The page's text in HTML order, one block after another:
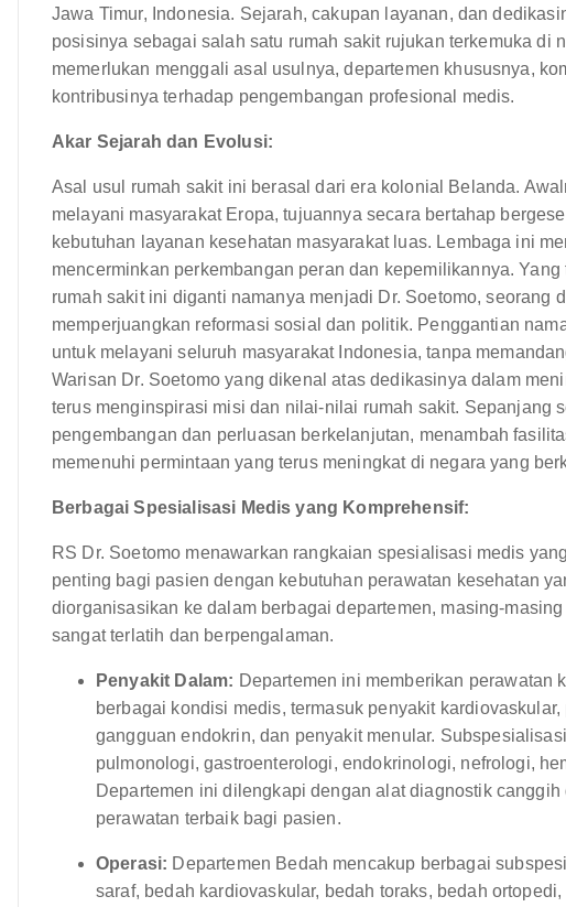
Jawa Timur, Indonesia. Sejarah, cakupan layanan, dan
posisinya sebagai salah satu rumah sakit rujukan terkemuka di
memerlukan menggali asal usulnya, departemen khususnya,
kontribusinya terhadap pengembangan profesional medis.
Akar Sejarah dan Evolusi:
Asal usul rumah sakit ini berasal dari era kolonial Belanda.
melayani masyarakat Eropa, tujuannya secara bertahap
kebutuhan layanan kesehatan masyarakat luas. Lembaga ini
mencerminkan perkembangan peran dan kepemilikannya.
rumah sakit ini diganti namanya menjadi Dr. Soetomo, seorang
memperjuangkan reformasi sosial dan politik. Penggantian
untuk melayani seluruh masyarakat Indonesia, tanpa
Warisan Dr. Soetomo yang dikenal atas dedikasinya dalam
terus menginspirasi misi dan nilai-nilai rumah sakit. Sepanjang
pengembangan dan perluasan berkelanjutan, menambah
memenuhi permintaan yang terus meningkat di negara yang
Berbagai Spesialisasi Medis yang Komprehensif:
RS Dr. Soetomo menawarkan rangkaian spesialisasi medis
penting bagi pasien dengan kebutuhan perawatan kesehatan
diorganisasikan ke dalam berbagai departemen, masing-
sangat terlatih dan berpengalaman.
Penyakit Dalam: Departemen ini memberikan perawatan
berbagai kondisi medis, termasuk penyakit
gangguan endokrin, dan penyakit menular.
pulmonologi, gastroenterologi, endokrinologi, nefrologi,
Departemen ini dilengkapi dengan alat diagnostik
perawatan terbaik bagi pasien.
Operasi: Departemen Bedah mencakup berbagai
saraf, bedah kardiovaskular, bedah toraks, bedah